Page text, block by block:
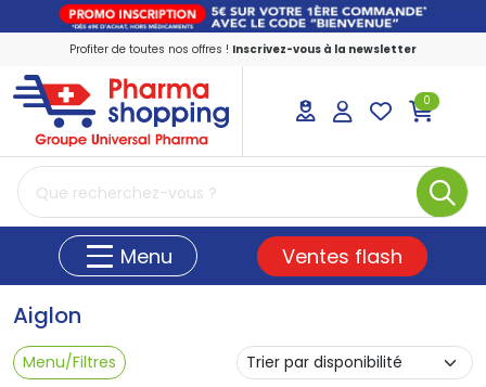
Profiter de toutes nos offres ! Inscrivez-vous à la newsletter
PharmaShopping Votre pharmacie en
0
Menu Ventes flash
Aiglon
Menu/Filtres